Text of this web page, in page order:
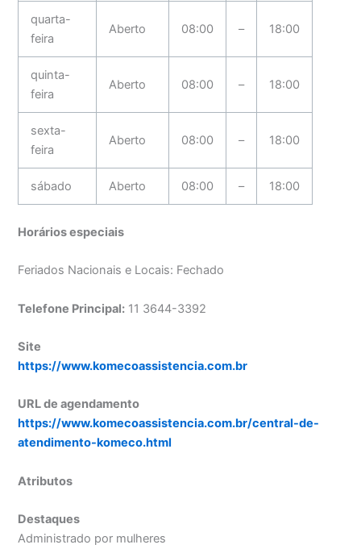
quarta-
feira
Aberto 08:00 – 18:00
quinta-
feira
Aberto 08:00 – 18:00
sexta-
feira
Aberto 08:00 – 18:00
sábado Aberto 08:00 – 18:00
Horários especiais
Feriados Nacionais e Locais: Fechado
Telefone Principal: 11 3644-3392
Site
https://www.komecoassistencia.com.br
URL de agendamento
https://www.komecoassistencia.com.br/central-de-
atendimento-komeco.html
Atributos
Destaques
Administrado por mulheres